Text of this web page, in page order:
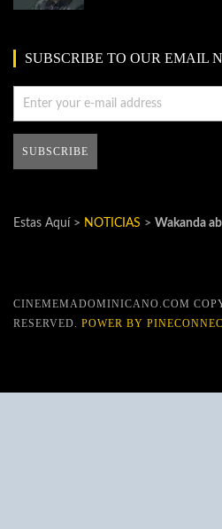
SUBSCRIBE TO OUR EMAIL
Estas Aquí > NOTICIAS > Wakanda
CINEMEMADOMINICANO.COM
RESERVED. POWER BY